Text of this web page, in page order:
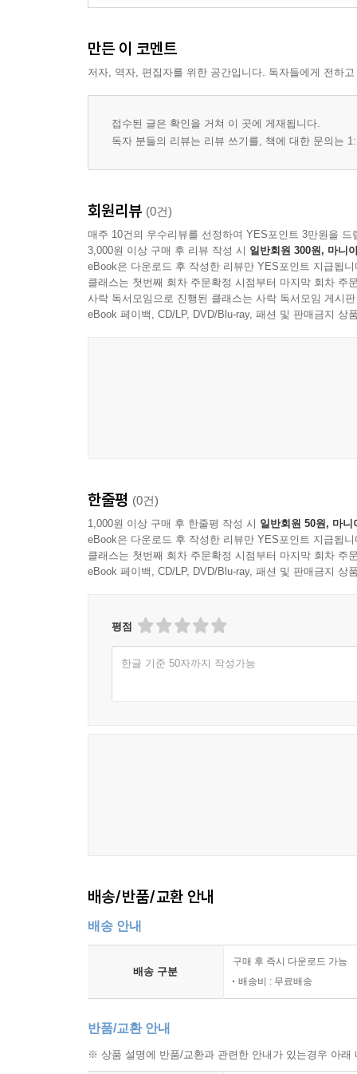
만든 이 코멘트
저자, 역자, 편집자를 위한 공간입니다. 독자들에게 전하
접수된 글은 확인을 거쳐 이 곳에 게재됩니다.
독자 분들의 리뷰는 리뷰 쓰기를, 책에 대한 문의는
회원리뷰 (0건)
매주 10건의 우수리뷰를 선정하여 YES포인트 3만원을 드
3,000원 이상 구매 후 리뷰 작성 시 일반회원 300원, 마니
eBook은 다운로드 후 작성한 리뷰만 YES포인트 지급됩니
클래스는 첫번째 회차 주문확정 시점부터 마지막 회차 주
사락 독서모임으로 진행된 클래스는 사락 독서모임 게시
eBook 페이백, CD/LP, DVD/Blu-ray, 패션 및 판매금지 상
한줄평 (0건)
1,000원 이상 구매 후 한줄평 작성 시 일반회원 50원, 마니
eBook은 다운로드 후 작성한 리뷰만 YES포인트 지급됩니
클래스는 첫번째 회차 주문확정 시점부터 마지막 회차 주
eBook 페이백, CD/LP, DVD/Blu-ray, 패션 및 판매금지 상
평점
한글 기준 50자까지 작성가능
배송/반품/교환 안내
배송 안내
배송 구분
구매 후 즉시 다운로드 가능
배송비 : 무료배송
반품/교환 안내
※ 상품 설명에 반품/교환과 관련한 안내가 있는경우 아